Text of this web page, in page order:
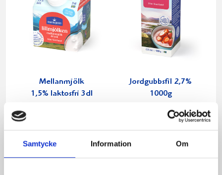
Samtycke Information Om
Mellanmjölk
1,5% laktosfri 3dl
Jordgubbsfil 2,7%
1000g